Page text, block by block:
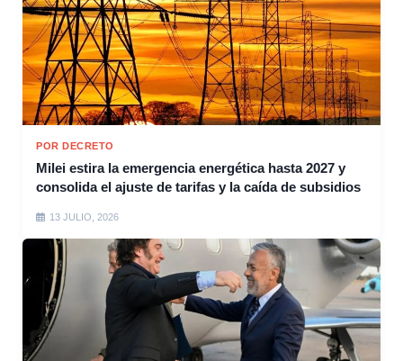
POR DECRETO
Milei estira la emergencia energética hasta 2027 y
consolida el ajuste de tarifas y la caída de subsidios
13 JULIO, 2026